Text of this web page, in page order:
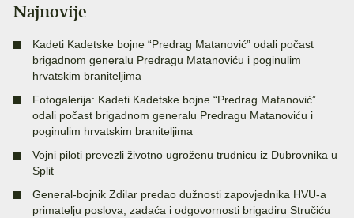
Najnovije
Kadeti Kadetske bojne “Predrag Matanović” odali počast
brigadnom generalu Predragu Matanoviću i poginulim
hrvatskim braniteljima
Fotogalerija: Kadeti Kadetske bojne “Predrag Matanović”
odali počast brigadnom generalu Predragu Matanoviću i
poginulim hrvatskim braniteljima
Vojni piloti prevezli životno ugroženu trudnicu iz Dubrovnika u
Split
General-bojnik Zdilar predao dužnosti zapovjednika HVU-a
primatelju poslova, zadaća i odgovornosti brigadiru Stručiću